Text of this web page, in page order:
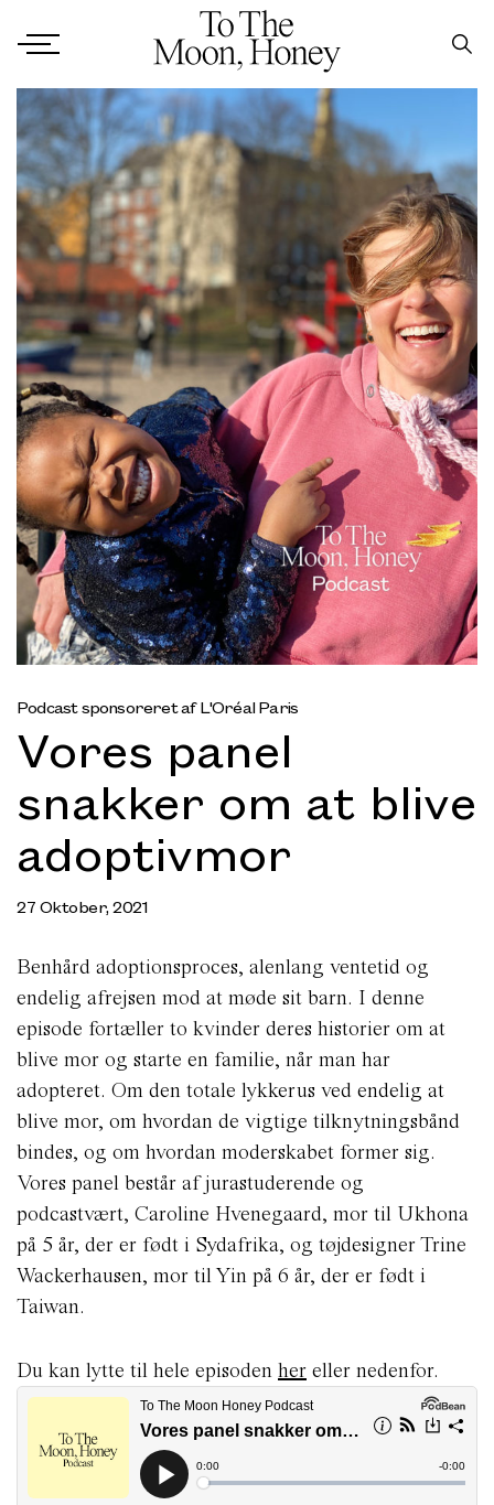
Podcast sponsoreret af L'Oréal Paris
Vores panel
snakker om at blive
adoptivmor
27 Oktober, 2021
Benhård adoptionsproces, alenlang ventetid og
endelig afrejsen mod at møde sit barn. I denne
episode fortæller to kvinder deres historier om at
blive mor og starte en familie, når man har
adopteret. Om den totale lykkerus ved endelig at
blive mor, om hvordan de vigtige tilknytningsbånd
bindes, og om hvordan moderskabet former sig.
Vores panel består af jurastuderende og
podcastvært, Caroline Hvenegaard, mor til Ukhona
på 5 år, der er født i Sydafrika, og tøjdesigner Trine
Wackerhausen, mor til Yin på 6 år, der er født i
Taiwan.
Du kan lytte til hele episoden her eller nedenfor.